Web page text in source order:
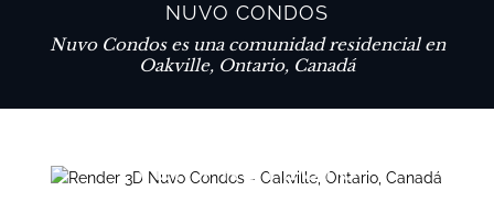
NUVO CONDOS
Nuvo Condos es una comunidad residencial en
Oakville, Ontario, Canadá
VER PROYECTO